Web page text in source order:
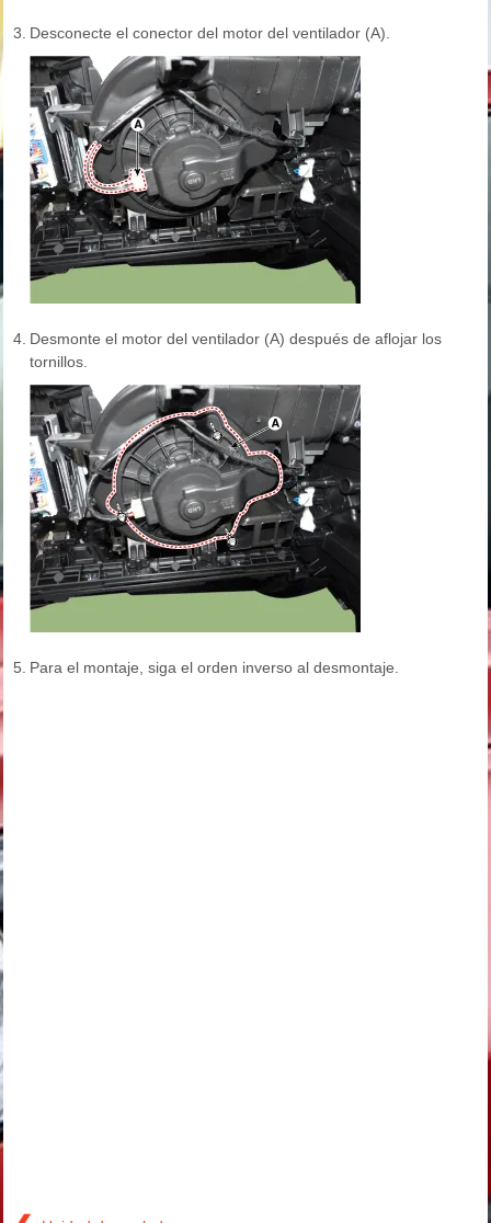
3. Desconecte el conector del motor del ventilador (A).
4. Desmonte el motor del ventilador (A) después de aflojar los
tornillos.
5. Para el montaje, siga el orden inverso al desmontaje.